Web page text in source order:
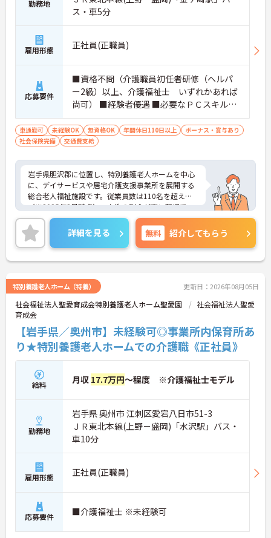
勤務地
ス・車5分
雇用形態 正社員(正職員)
応募要件
■資格不問（介護職員初任者研修（ヘルパ
ー2級）以上、介護福祉士 いずれかあれば
尚可） ■経験者優遇 ■必要なＰＣスキル：
ワードで文書作成が出来ること
車通勤可 未経験OK 無資格OK 年間休日110日以上
ボーナス・賞与あり
社会保険完備
交通費支給
岩手県胆沢郡に位置し、特別養護老人ホームを中心
に、デイサービスや居宅介護支援事業所を展開する
総合老人福祉施設です。従業員数は110名を超え
（※2025年3月時点）、女性の割合が高い職場で
す。年間休日は122日と充実しており、シフト制で
の勤務が可能、育児休業や介護休業の取得実績もあ
り、長く安心して働ける環境が整っております。無
資格・未経験者の方もチャレンジOK！基本から丁寧
に指導してくださいます。介護に情熱を持ち、利用
ったりの職場です。ご興味のある方には、面接対策
ポイントなど、さらに詳細をお話ししますのでお気
軽にご相談ください！
詳細を見る 無料 紹介してもらう
特別養護老人ホーム（特養） 更新日：2026年08月05日
社会福祉法人聖愛育成会特別養護老人ホーム聖愛園
社会福祉法人聖愛
育成会
【岩手県／奥州市】未経験可◎事業所内保育所あ
り★特別養護老人ホームでの介護職《正社員》
給料 月収 17.7万円～程度 ※介護福祉士モデル
勤務地
岩手県 奥州市 江刺区愛宕八日市51-3
ＪＲ東北本線(上野－盛岡)「水沢駅」バス・
車10分
雇用形態 正社員(正職員)
応募要件 ■介護福祉士 ※未経験可